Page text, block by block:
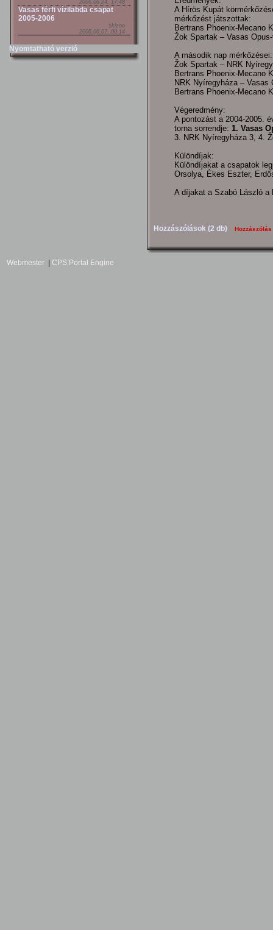
2006.06.24. 17:48
Vasas férfi vízilabda csapat
2005-2006
skizoo
2006.06.07. 00:14
Nyomtatható verzió
A Hírös Kupát
mérkőzést játszottak:
Bertrans Phoenix-Mecano
Žok Spartak – Vasas
A második nap mérkőzései:
Žok Spartak – NRK
Bertrans Phoenix-Mecano
NRK Nyíregyháza – Vasas
Bertrans Phoenix-Mecano
Végeredmény:
A pontozást a 2004-2005.
torna sorrendje: 1. Vasas
3. NRK Nyíregyháza 3, 4.
Különdíjak:
Különdíjakat a csapatok
Orsolya, Ékes Eszter,
A díjakat a Szabó László a
Hozzászólások (2 db) Hozzászólás
Webmester CPS Portal Engine